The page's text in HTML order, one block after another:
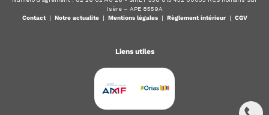
Isère – APE 8559A
Contact| Notre actualite| Mentions légales| Règlement intérieur| CGV
Liens utiles